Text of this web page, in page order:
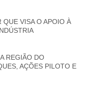
QUE VISA O APOIO À
REGIÃO DO
AÇÕES PILOTO E